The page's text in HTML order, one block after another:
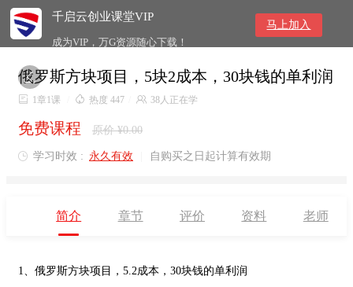
千启云创业课堂VIP
成为VIP，万G资源随心下载！
马上加入

俄罗斯方块项目，5块2成本，30块钱的单利润
 1章1课  热度 447  38人正在学
免费课程 原价 ¥0.00
 学习时效 : 永久有效 自购买之日起计算有效期
简介 章节 评价 资料 老师
1、俄罗斯方块项目，5.2成本，30块钱的单利润